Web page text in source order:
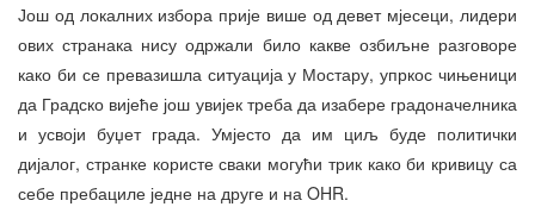
Још од локалних избора прије више од девет мјесеци, лидери
ових странака нису одржали било какве озбиљне разговоре
како би се превазишла ситуација у Мостару, упркос чињеници
да Градско вијеће још увијек треба да изабере градоначелника
и усвоји буџет града. Умјесто да им циљ буде политички
дијалог, странке користе сваки могући трик како би кривицу са
себе пребациле једне на друге и на OHR.